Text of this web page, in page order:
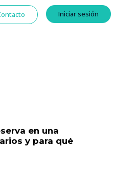
Iniciar sesión
en una
y para qué